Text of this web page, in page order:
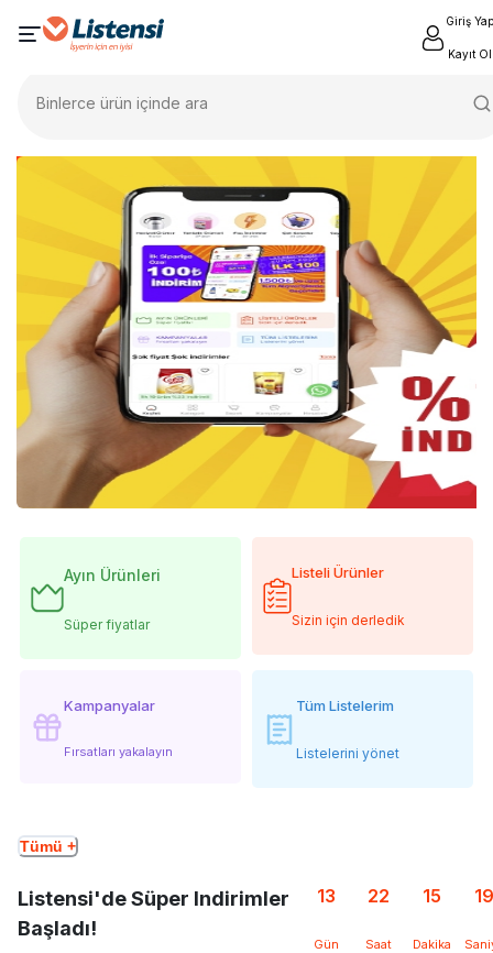
Giriş Yap
Kayıt Ol
Binlerce ürün içinde ara
Ayın Ürünleri
Süper fiyatlar
Listeli Ürünler
Sizin için derledik
Kampanyalar
Fırsatları yakalayın
Tüm Listelerim
Listelerini yönet
Tümü +
Listensi'de Süper Indirimler
Başladı!
13
Gün
22
Saat
15
Dakika
18